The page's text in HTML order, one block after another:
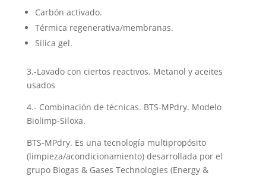
Carbón activado.
Térmica regenerativa/membranas.
Silica gel.
3.-Lavado con ciertos reactivos. Metanol y aceites
usados
4.- Combinación de técnicas. BTS-MPdry. Modelo
Biolimp-Siloxa.
BTS-MPdry. Es una tecnología multipropósito
(limpieza/acondicionamiento) desarrollada por el
grupo Biogas & Gases Technologies (Energy &